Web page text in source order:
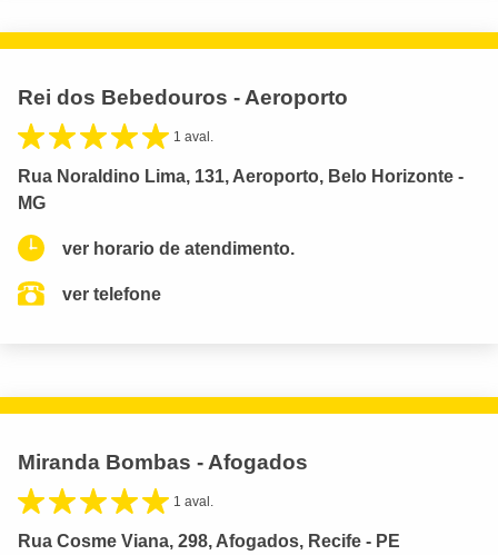
Rei dos Bebedouros - Aeroporto
1 aval.
Rua Noraldino Lima, 131, Aeroporto, Belo Horizonte -
MG
ver horario de atendimento.
ver telefone
Miranda Bombas - Afogados
1 aval.
Rua Cosme Viana, 298, Afogados, Recife - PE